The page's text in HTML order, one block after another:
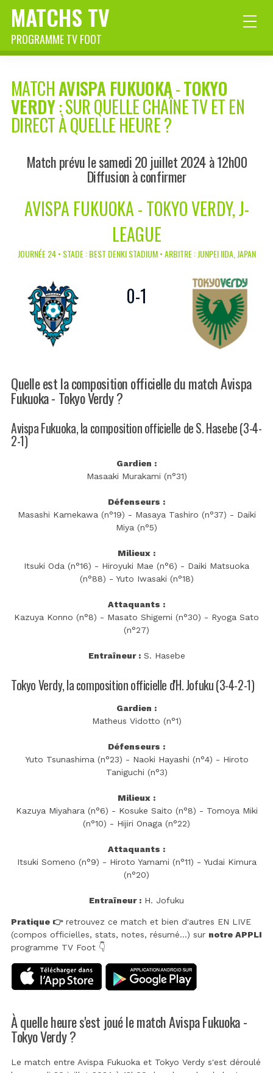
MATCHS TV
PROGRAMME TV FOOT
MATCHAVISPA FUKUOKA-TOKYO
VERDY: SUR QUELLE CHAÎNE TV ET EN
DIRECT À QUELLE HEURE ?
Match prévu le samedi 20 juillet 2024 à 12h00
Diffusion à confirmer
AVISPA FUKUOKA - TOKYO VERDY, J-
LEAGUE
JOURNÉE 24 • STADE : BEST DENKI STADIUM • ARBITRE : JUNPEI IIDA, JAPAN
0-1
Quelle est la composition officielle du match Avispa
Fukuoka - Tokyo Verdy ?
Avispa Fukuoka, la composition officielle de S. Hasebe (3-4-
2-1)
Gardien :
Masaaki Murakami (n°31)
Défenseurs :
Masashi Kamekawa (n°19) - Masaya Tashiro (n°37) - Daiki
Miya (n°5)
Milieux :
Itsuki Oda (n°16) - Hiroyuki Mae (n°6) - Daiki Matsuoka
(n°88) - Yuto Iwasaki (n°18)
Attaquants :
Kazuya Konno (n°8) - Masato Shigemi (n°30) - Ryoga Sato
(n°27)
Entraîneur :S. Hasebe
Tokyo Verdy, la composition officielle d'H. Jofuku (3-4-2-1)
Gardien :
Matheus Vidotto (n°1)
Défenseurs :
Yuto Tsunashima (n°23) - Naoki Hayashi (n°4) - Hiroto
Taniguchi (n°3)
Milieux :
Kazuya Miyahara (n°6) - Kosuke Saito (n°8) - Tomoya Miki
(n°10) - Hijiri Onaga (n°22)
Attaquants :
Itsuki Someno (n°9) - Hiroto Yamami (n°11) - Yudai Kimura
(n°20)
Entraîneur : H. Jofuku
Pratique 👉retrouvez ce match et bien d'autres EN LIVE
(compos officielles, stats, notes, résumé...) sur notre APPLI
programme TV Foot 👇
À quelle heure s'est joué le match Avispa Fukuoka -
Tokyo Verdy ?
Le match entre Avispa Fukuoka et Tokyo Verdy s'est déroulé